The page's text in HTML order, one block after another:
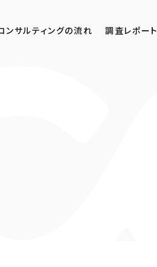
ンサルティングの流れ 調査レポート